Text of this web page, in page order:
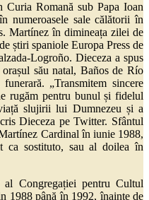
Romană sub Papa Ioan
numeroasele sale călătorii în
Martínez în dimineața zilei de
știri spaniole Europa Press de
Logroño. Dieceza a spus
său natal, Baños de Río
„Transmitem sincere
rugăm pentru bunul și fidelul
slujirii lui Dumnezeu și a
Dieceza pe Twitter. Sfântul
Cardinal în iunie 1988,
ca sostituto, sau al doilea în
Congregației pentru Cultul
1988 până în 1992, înainte de